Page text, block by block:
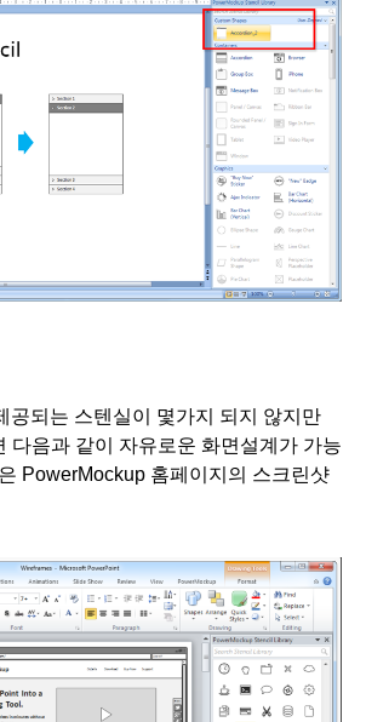
공되는 스텐실이 몇가지 되지 않지만
다음과 같이 자유로운 화면설계가 가능
PowerMockup 홈페이지의 스크린샷